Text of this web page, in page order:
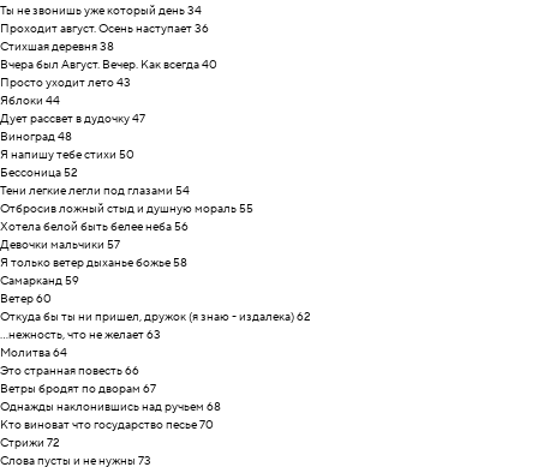
Ты не звонишь уже который день 34
Проходит август. Осень наступает 36
Стихшая деревня 38
Вчера был Август. Вечер. Как всегда 40
Просто уходит лето 43
Яблоки 44
Дует рассвет в дудочку 47
Виноград 48
Я напишу тебе стихи 50
Бессоница 52
Тени легкие легли под глазами 54
Отбросив ложный стыд и душную мораль 55
Хотела белой быть белее неба 56
Девочки мальчики 57
Я только ветер дыханье божье 58
Самарканд 59
Ветер 60
Откуда бы ты ни пришел, дружок (я знаю - издалека) 62
...нежность, что не желает 63
Молитва 64
Это странная повесть 66
Ветры бродят по дворам 67
Однажды наклонившись над ручьем 68
Кто виноват что государство песье 70
Стрижи 72
Слова пусты и не нужны 73